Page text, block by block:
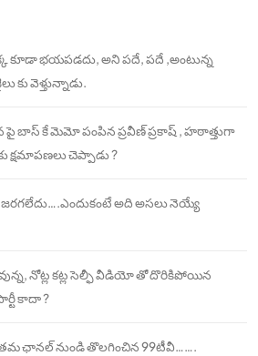
కూడా భయపడదు, అని పదే, పదే ,అంటున్న
కు వెళ్తున్నాడు.
పై బాస్ కే మెమో పంపిన ప్రవీణ్ ప్రకాష్ , హఠాత్తుగా
క్షమాపణలు చెప్పాడు ?
అది అసలు నెయ్యే
వున్న, నోట్ల కట్ల సెల్ఫీ వీడియో తో దొరికిపోయిన
కాదా ?
తమ ఛానల్ నుండి తొలగించిన 99టీవీ…….